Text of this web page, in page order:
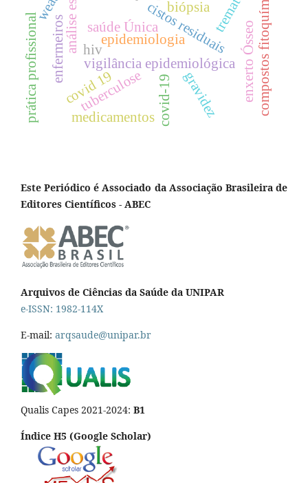
saúde Única
epidemiologia
vigilância epidemiológica
cistos residuais
biópsia
enxerto Ósseo
tuberculose covid-19 compostos fitoquímicos
enfermeiros
covid 19
medicamentos
prática profissional hiv
gravidez
Este Periódico é Associado da Associação Brasileira de
Editores Científicos - ABEC
Arquivos de Ciências da Saúde da UNIPAR
e-ISSN: 1982-114X
E-mail: arqsaude@unipar.br
Qualis Capes 2021-2024: B1
Índice H5 (Google Scholar)